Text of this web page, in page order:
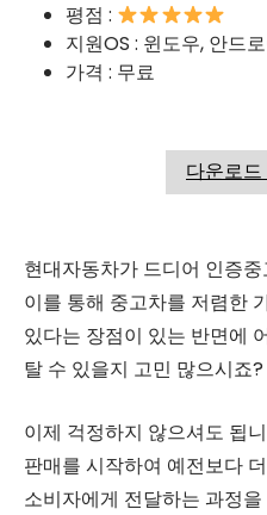
평점 :
지원OS : 윈도우, 안드
가격 : 무료
다운로드
현대자동차가 드디어 인증
이를 통해 중고차를 저렴한
있다는 장점이 있는 반면에
탈 수 있을지 고민 많으시죠?
이제 걱정하지 않으셔도 됩
판매를 시작하여 예전보다
소비자에게 전달하는 과정